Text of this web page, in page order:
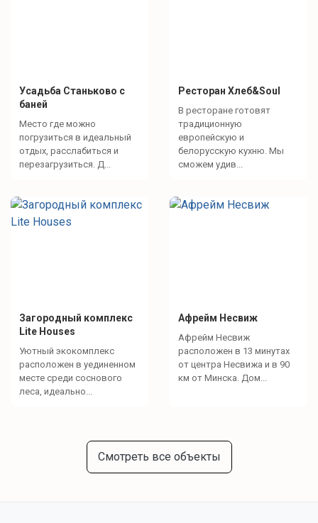
Усадьба Станьково с
баней
Место где можно
погрузиться в идеальный
отдых, расслабиться и
перезагрузиться. Д...
Ресторан Хлеб&Soul
В ресторане готовят
традиционную
европейскую и
белорусскую кухню. Мы
сможем удив...
Загородный комплекс
Lite Houses
Уютный экокомплекс
расположен в уединенном
месте среди соснового
леса, идеально...
Афрейм Несвиж
Афрейм Несвиж
расположен в 13 минутах
от центра Несвижа и в 90
км от Минска. Дом...
Смотреть все объекты